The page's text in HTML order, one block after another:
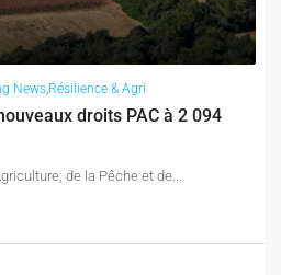
News Résilience & Agri
droits PAC à 2 094
de la Pêche et de...